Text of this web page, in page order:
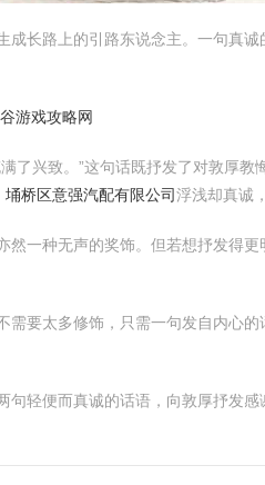
长路上的引路东说念主。一句真
游戏攻略网
了兴致。”这句话既抒发了对敦厚
埇桥区意强汽配有限公司浮浅却真诚，
然一种无声的奖饰。但若想抒发得
要太多修饰，只需一句发自内心
句轻便而真诚的话语，向敦厚抒发